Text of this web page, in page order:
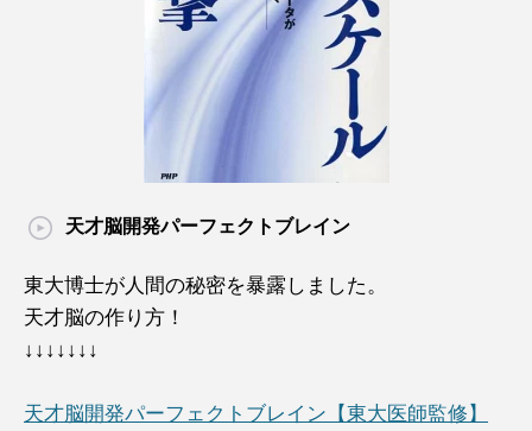
天才脳開発パーフェクトブレイン
東大博士が人間の秘密を暴露しました。
天才脳の作り方！
↓↓↓↓↓↓↓
天才脳開発パーフェクトブレイン【東大医師監修】